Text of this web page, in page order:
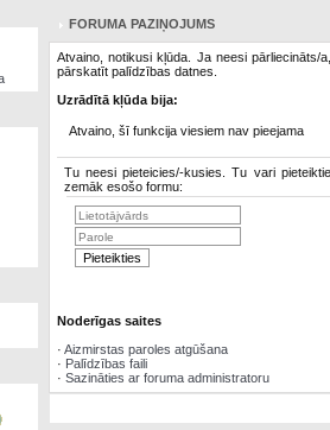
FORUMA PAZIŅOJUMS
Atvaino, notikusi kļūda. Ja neesi pārliecināts/
pārskatīt palīdzības datnes.
Uzrādītā kļūda bija:
Atvaino, šī funkcija viesiem nav pieejama
Tu neesi pieteicies/-kusies. Tu vari
zemāk esošo formu:
Noderīgas saites
· Aizmirstas paroles atgūšana
· Palīdzības faili
· Sazināties ar foruma administratoru